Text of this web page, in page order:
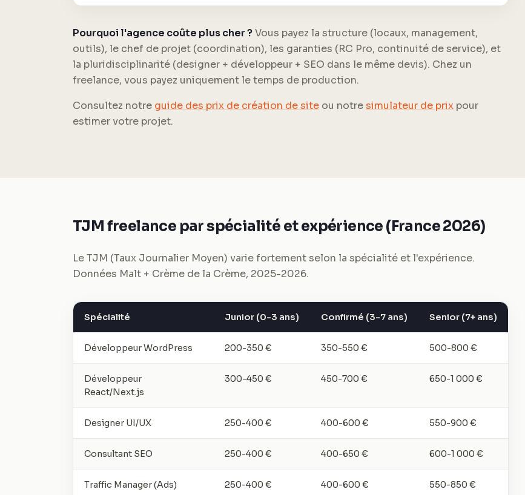
Pourquoi l'agence coûte plus cher ?Vous payez la structure (locaux, management,
outils), le chef de projet (coordination), les garanties (RC Pro, continuité de service), et
la pluridisciplinarité (designer + développeur + SEO dans le même devis). Chez un
freelance, vous payez uniquement le temps de production.
Consultez notre guide des prix de création de site ou notresimulateur de prix pour
estimer votre projet.
TJM freelance par spécialité et expérience (France 2026)
Le TJM (Taux Journalier Moyen) varie fortement selon la spécialité et l'expérience.
Données Malt + Crème de la Crème, 2025-2026.
Spécialité Junior (0-3 ans) Confirmé (3-7 ans) Senior (7+ ans)
Développeur WordPress 200-350 € 350-550 € 500-800 €
Développeur
React/Next.js
300-450 € 450-700 € 650-1 000 €
Designer UI/UX 250-400 € 400-600 € 550-900 €
Consultant SEO 250-400 € 400-650 € 600-1 000 €
Traffic Manager (Ads) 250-400 € 400-600 € 550-850 €